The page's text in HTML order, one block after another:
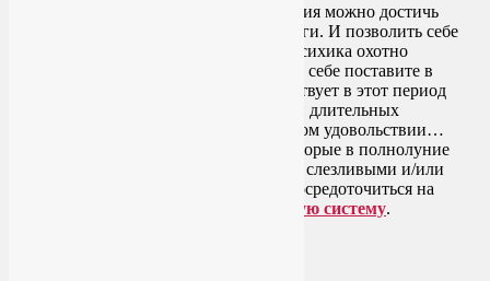
В эти несколько дней вокруг полнолуния можно достичь
наибольших результатов в практике йоги. И позволить себе
вы можете все, что угодно. И тело, и психика охотно
возьмутся за любую задачу, которую вы себе поставите в
женской йоге. Здоровая женщина чувствует в этот период
потребность в динамичным, силовых и длительных
тренировках. Не отказывайте себе в этом удовольствии…
Исключение составляют женщины, которые в полнолуние
становятся чересчур эмоциональными, слезливыми и/или
агрессивными. В этом случае нужно сосредоточиться на
асанах, которые успокаивают нервную систему.